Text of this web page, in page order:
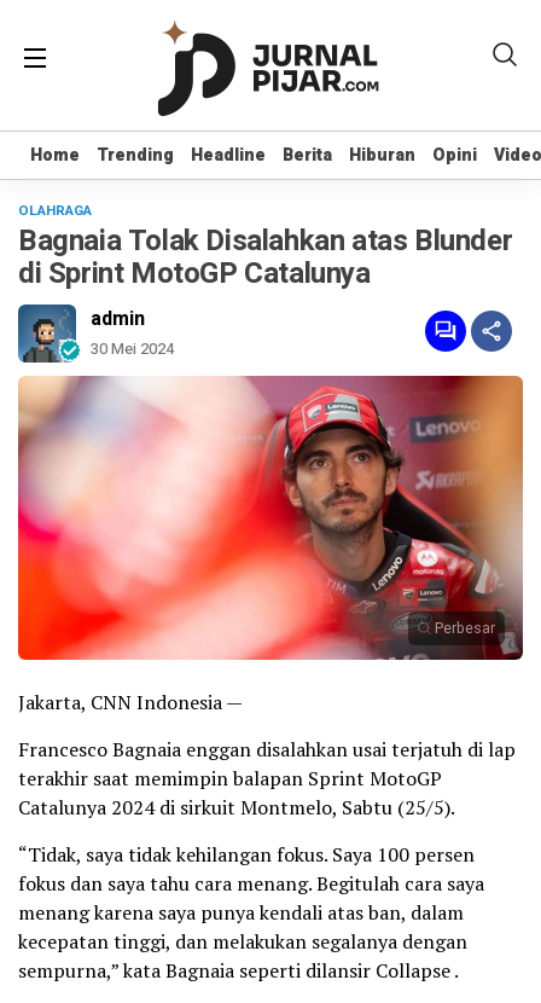
Home Trending Headline Berita Hiburan Opini Video
Home Trending Headline Berita Hiburan Opini Video
OLAHRAGA
Bagnaia Tolak Disalahkan atas Blunder
di Sprint MotoGP Catalunya
admin
30 Mei 2024
Perbesar
Jakarta, CNN Indonesia —
Francesco Bagnaia enggan disalahkan usai terjatuh di lap
terakhir saat memimpin balapan Sprint MotoGP
Catalunya 2024 di sirkuit Montmelo, Sabtu (25/5).
“Tidak, saya tidak kehilangan fokus. Saya 100 persen
fokus dan saya tahu cara menang. Begitulah cara saya
menang karena saya punya kendali atas ban, dalam
kecepatan tinggi, dan melakukan segalanya dengan
sempurna,” kata Bagnaia seperti dilansir Collapse .